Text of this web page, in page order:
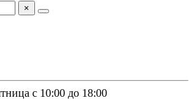
×
с 10:00 до 18:00